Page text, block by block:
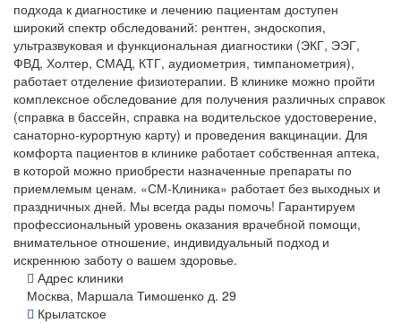
подхода к диагностике и лечению пациентам доступен
широкий спектр обследований: рентген, эндоскопия,
ультразвуковая и функциональная диагностики (ЭКГ, ЭЭГ,
ФВД, Холтер, СМАД, КТГ, аудиометрия, тимпанометрия),
работает отделение физиотерапии. В клинике можно пройти
комплексное обследование для получения различных справок
(справка в бассейн, справка на водительское удостоверение,
санаторно-курортную карту) и проведения вакцинации. Для
комфорта пациентов в клинике работает собственная аптека,
в которой можно приобрести назначенные препараты по
приемлемым ценам. «СМ-Клиника» работает без выходных и
праздничных дней. Мы всегда рады помочь! Гарантируем
профессиональный уровень оказания врачебной помощи,
внимательное отношение, индивидуальный подход и
искреннюю заботу о вашем здоровье.
Адрес клиники
Москва, Маршала Тимошенко д. 29
Крылатское